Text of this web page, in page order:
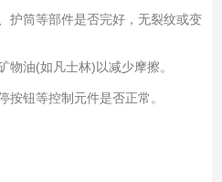
筒等部件是否完好，无裂纹或变
油(如凡士林)以减少摩擦。
钮等控制元件是否正常。